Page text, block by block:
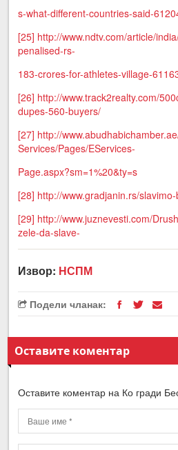
s-what-different-countries-said-
[25] http://www.ndtv.com/article/
penalised-rs-
183-crores-for-athletes-village-
[26] http://www.track2realty.com/
dupes-560-buyers/
[27] http://
Services/Pages/EServices-
Page.aspx?sm=1%20&ty=s
[28] http://www.gradjanin.rs/
[29] http://www.juznevesti.com/
zele-da-slave-
Извор: НСПМ
Подели чланак:
Оставите коментар
Оставите коментар на Ко гради